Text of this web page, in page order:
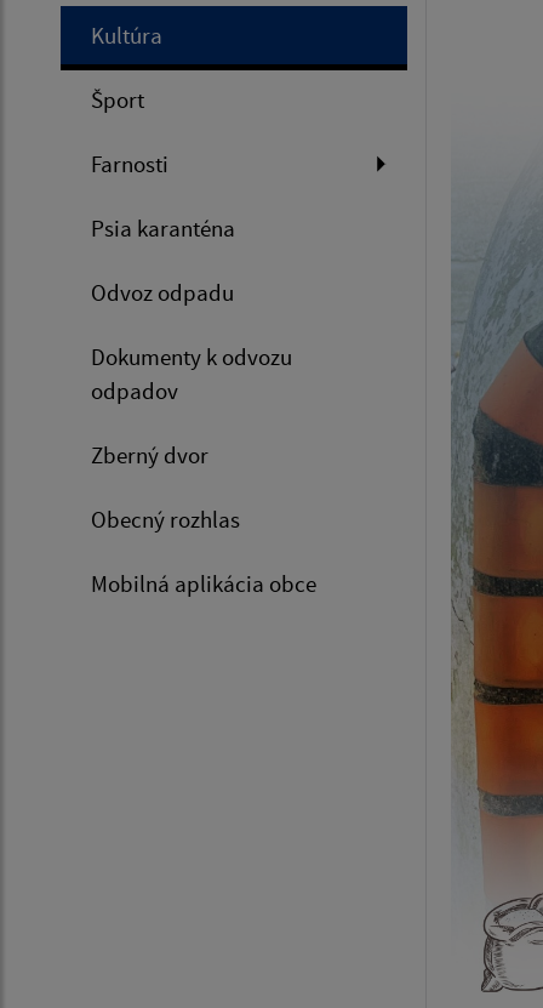
Kultúra
Šport
Farnosti
Psia karanténa
Odvoz odpadu
Dokumenty k odvozu
odpadov
Zberný dvor
Obecný rozhlas
Mobilná aplikácia obce